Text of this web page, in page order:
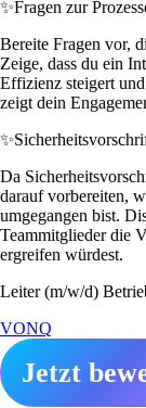
✨Fragen zur
Bereite Fragen vor,
Zeige, dass du ein
Effizienz steigert
zeigt dein
✨
Da
darauf vorbereiten,
umgegangen bist.
Teammitglieder die
ergreifen würdest.
Leiter (m/w/d)
VONQ
Jetzt